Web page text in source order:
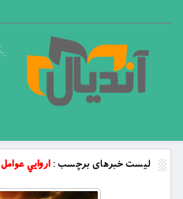
لیست خبرهای برچسب :اروايي عوامل